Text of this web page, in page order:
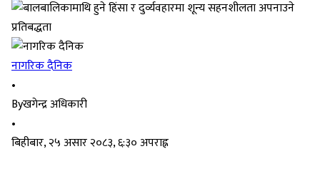
नागरिक दैनिक
•
Byखगेन्द्र अधिकारी
•
बिहीबार, २५ असार २०८३, ६:३० अपराह्न